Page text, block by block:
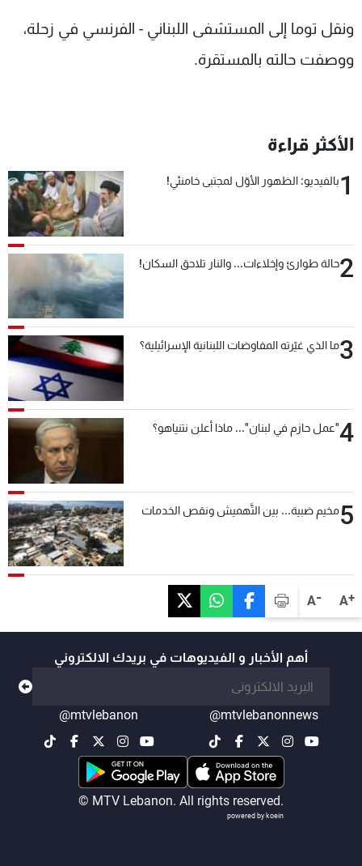
A+
A-
ونقل توما إلى المستشفى اللبناني - الفرنسي في زحلة،
ووصفت حالته بالمستقرة.
الأكثر قراءة
1بالفيديو: الظهور الأوّل لمجتبى خامنئي!
2حالة طوارئ وإخلاءات... والنار تلاحق السكان!
3ما الذي غيّرته المفاوضات اللبنانية الإسرائيلية؟
4"عمل حازم في لبنان"... ماذا أعلن نتنياهو؟
5مخيم ضبية... بين التَّهميش ونقص الخدمات
أهم الأخبار و الفيديوهات في بريدك الالكتروني
@mtvlebanonnews
@mtvlebanon
© MTV Lebanon. All rights reserved.
powered by koein